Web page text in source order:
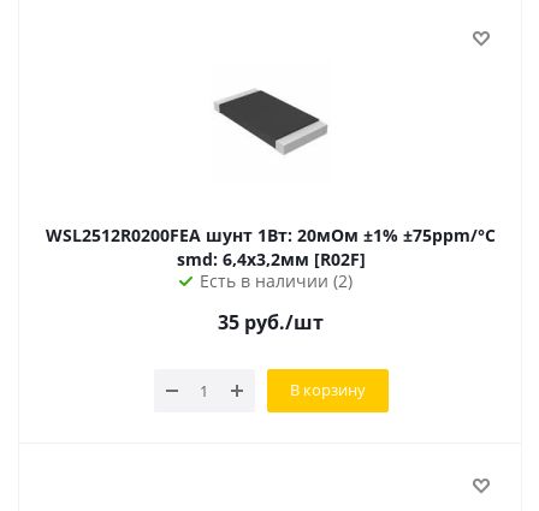
WSL2512R0200FEA шунт 1Вт: 20мОм ±1% ±75ppm/°C
smd: 6,4х3,2мм [R02F]
Есть в наличии (2)
35 руб./шт
В корзину